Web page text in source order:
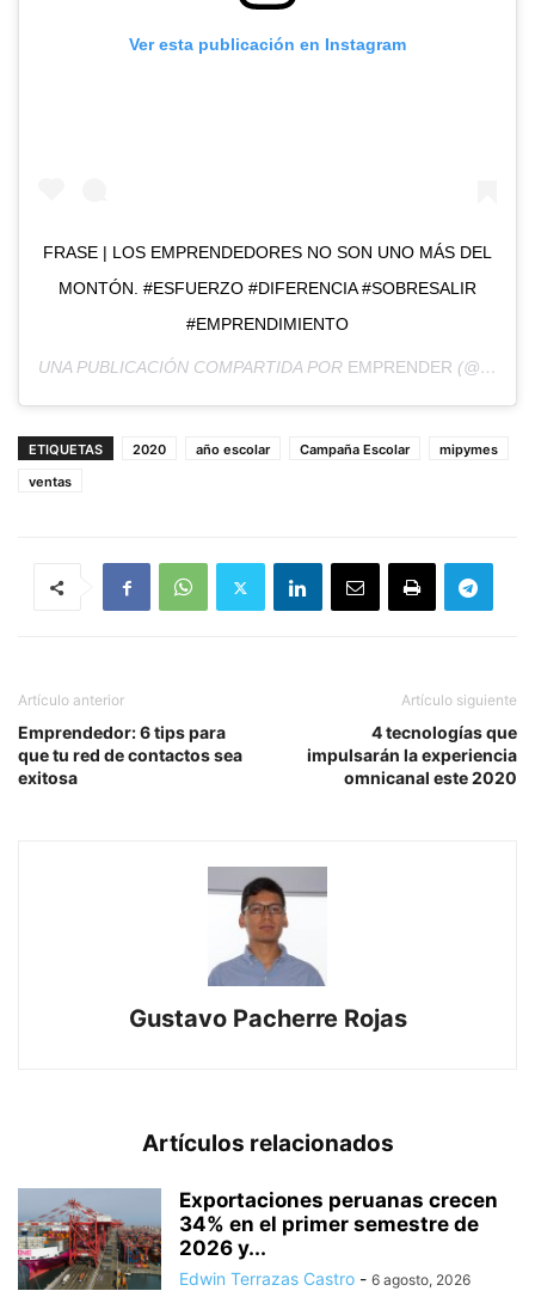
Ver esta publicación en Instagram
FRASE | LOS EMPRENDEDORES NO SON UNO MÁS DEL
MONTÓN. #ESFUERZO #DIFERENCIA #SOBRESALIR
#EMPRENDIMIENTO
UNA PUBLICACIÓN COMPARTIDA POR EMPRENDER (@EMPRENDER.PE) EL
ETIQUETAS 2020 año escolar Campaña Escolar
mipymes
ventas
Artículo anterior
Emprendedor: 6 tips para
que tu red de contactos sea
exitosa
Artículo siguiente
4 tecnologías que
impulsarán la experiencia
omnicanal este 2020
Gustavo Pacherre Rojas
Artículos relacionados
Exportaciones peruanas crecen
34% en el primer semestre de
2026 y...
Edwin Terrazas Castro - 6 agosto, 2026